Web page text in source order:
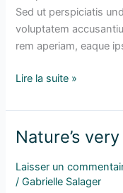
Sed ut perspiciatis
voluptatem
rem aperiam, eaque
Lire la suite »
Nature’s
Laisser un
/Gabrielle Salager
Nature’s
own
natural